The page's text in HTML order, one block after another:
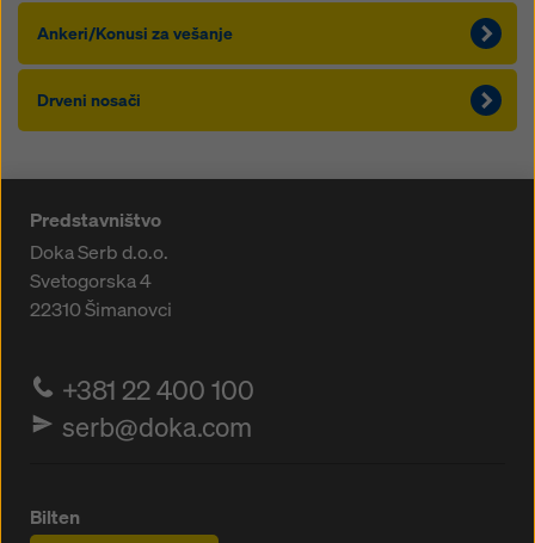
Ankeri/Konusi za vešanje
Drveni nosači
Predstavništvo
Doka Serb d.o.o.
Svetogorska 4
22310Šimanovci
+381 22 400 100
serb@doka.com
Bilten